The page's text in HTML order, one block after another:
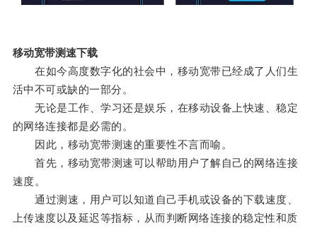
移动宽带测速下载
在如今高度数字化的社会中，移动宽带已经成了人们生
活中不可或缺的一部分。
无论是工作、学习还是娱乐，在移动设备上快速、稳定
的网络连接都是必需的。
因此，移动宽带测速的重要性不言而喻。
首先，移动宽带测速可以帮助用户了解自己的网络连接
速度。
通过测速，用户可以知道自己手机或设备的下载速度、
上传速度以及延迟等指标，从而判断网络连接的稳定性和质